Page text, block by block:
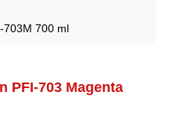
703M 700 ml
PFI-703 Magenta